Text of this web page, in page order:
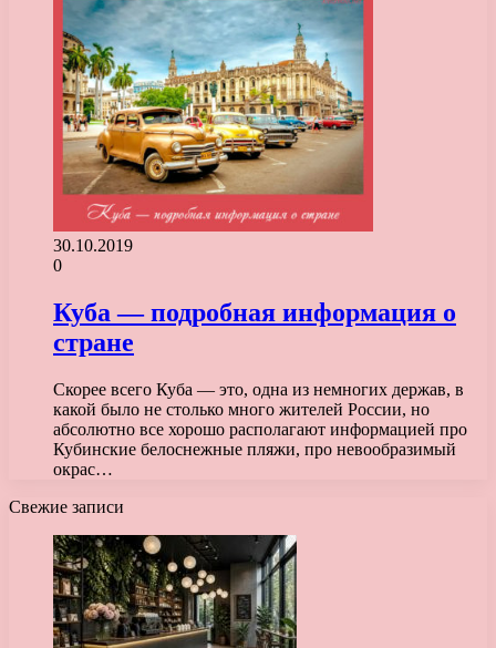
30.10.2019
0
Куба — подробная информация о
стране
Скорее всего Куба — это, одна из немногих держав, в
какой было не столько много жителей России, но
абсолютно все хорошо располагают информацией про
Кубинские белоснежные пляжи, про невообразимый
окрас…
Свежие записи